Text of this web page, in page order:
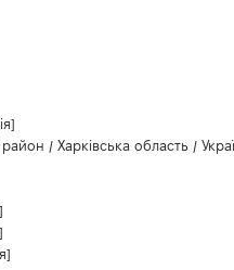
/ Харківська область /